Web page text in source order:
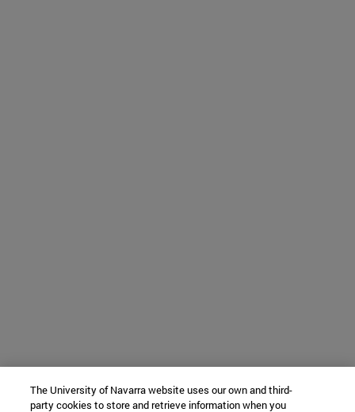
The University of Navarra website uses our own and third-
party cookies to store and retrieve information when you